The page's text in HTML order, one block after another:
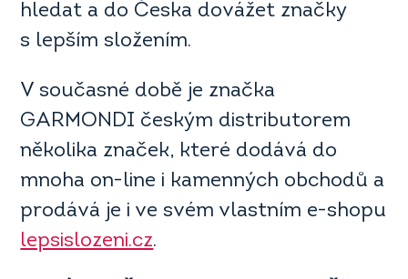
hledat a do Česka dovážet značky
s lepším složením.
V současné době je značka
GARMONDI českým distributorem
několika značek, které dodává do
mnoha on-line i kamenných obchodů a
prodává je i ve svém vlastním e-shopu
lepsislozeni.cz.